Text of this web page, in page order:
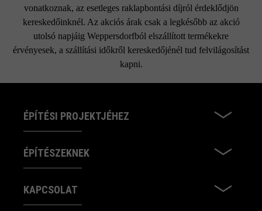
vonatkoznak, az esetleges raklapbontási díjról érdeklődjön
kereskedőinknél. Az akciós árak csak a legkésőbb az akció
utolsó napjáig Weppersdorfból elszállított termékekre
érvényesek, a szállítási időkről kereskedőjénél tud felvilágosítást
kapni.
ÉPÍTÉSI PROJEKTJÉHEZ
ÉPÍTÉSZEKNEK
KAPCSOLAT